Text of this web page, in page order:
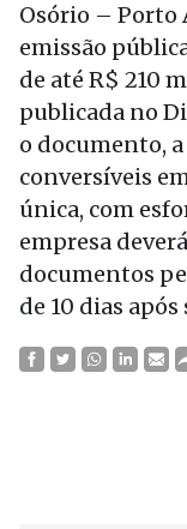
Osório – Porto
emissão
de até R$ 210
publicada no
o documento,
conversíveis
única, com
empresa
documentos
de 10 dias